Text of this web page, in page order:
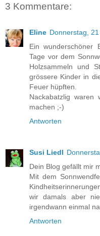
3 Kommentare:
Eline Donnerstag,
Ein wunderschöner
Tage vor dem
Holzsammeln und
grössere Kinder in
Feuer hüpften.
Nackabatzlig
machen ;-)
Antworten
Susi Liedl
Dein Blog gefällt mir
Mit dem
wir damals aber
irgendwann einmal
Antworten